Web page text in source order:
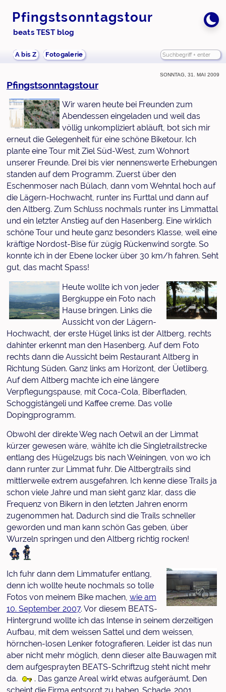
Pfingstsonntagstour
beats TEST blog
A bis Z Fotogalerie
Sonntag, 31. Mai 2009
Pfingstsonntagstour
Wir waren heute bei Freunden zum
Abendessen eingeladen und weil das
völlig unkompliziert abläuft, bot sich mir
erneut die Gelegenheit für eine schöne Biketour. Ich
plante eine Tour mit Ziel Süd-West, zum Wohnort
unserer Freunde. Drei bis vier nennenswerte Erhebungen
standen auf dem Programm. Zuerst über den
Eschenmoser nach Bülach, dann vom Wehntal hoch auf
die Lägern-Hochwacht, runter ins Furttal und dann auf
den Altberg. Zum Schluss nochmals runter ins Limmattal
und ein letzter Anstieg auf den Hasenberg. Eine wirklich
schöne Tour und heute ganz besonders Klasse, weil eine
kräftige Nordost-Bise für zügig Rückenwind sorgte. So
konnte ich in der Ebene locker über 30 km/h fahren. Seht
gut, das macht Spass!
Heute wollte ich von jeder
Bergkuppe ein Foto nach
Hause bringen. Links die
Aussicht von der Lägern-
Hochwacht, der erste Hügel links ist der Altberg, rechts
dahinter erkennt man den Hasenberg. Auf dem Foto
rechts dann die Aussicht beim Restaurant Altberg in
Richtung Süden. Ganz links am Horizont, der Üetliberg.
Auf dem Altberg machte ich eine längere
Verpflegungspause, mit Coca-Cola, Biberfladen,
Schoggistängeli und Kaffee creme. Das volle
Dopingprogramm.
Obwohl der direkte Weg nach Oetwil an der Limmat
kürzer gewesen wäre, wählte ich die Singletrailstrecke
entlang des Hügelzugs bis nach Weiningen, von wo ich
dann runter zur Limmat fuhr. Die Altbergtrails sind
mittlerweile extrem ausgefahren. Ich kenne diese Trails ja
schon viele Jahre und man sieht ganz klar, dass die
Frequenz von Bikern in den letzten Jahren enorm
zugenommen hat. Dadurch sind die Trails schneller
geworden und man kann schön Gas geben, über
Wurzeln springen und den Altberg richtig rocken!
Ich fuhr dann dem Limmatufer entlang,
denn ich wollte heute nochmals so tolle
Fotos von meinem Bike machen, wie am
10. September 2007. Vor diesem BEATS-
Hintergrund wollte ich das Intense in seinem derzeitigen
Aufbau, mit dem weissen Sattel und dem weissen,
hörnchen-losen Lenker fotografieren. Leider ist das nun
aber nicht mehr möglich, denn dieser alte Bauwagen mit
dem aufgesprayten BEATS-Schriftzug steht nicht mehr
da.
. Das ganze Areal wirkt etwas aufgeräumt. Den